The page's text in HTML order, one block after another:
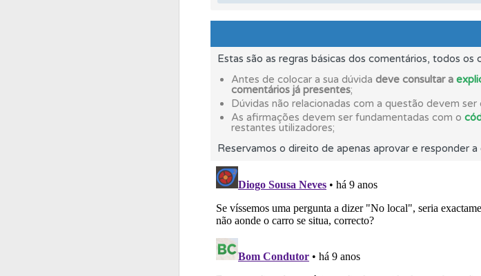
Use os atalhos de teclado para responder
Questões Consulte os comentários da questão
Conta Crie uma conta para ter acesso às suas
Questões
Testes Veja o nível de dificuldade do teste quando o
Biblioteca Consulte o código da estrada na nossa
Estas são as regras básicas dos comentários, todos
Antes de colocar a sua dúvida deve consultar a
comentários já presentes;
Dúvidas não relacionadas com a questão devem
As afirmações devem ser fundamentadas com o
restantes utilizadores;
Reservamos o direito de apenas aprovar e responder